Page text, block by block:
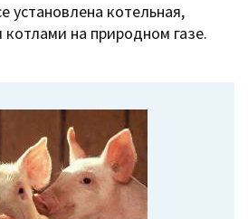
установлена котельная,
на природном газе.